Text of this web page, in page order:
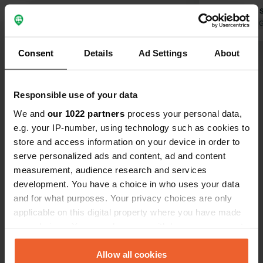
Consent Details Ad Settings About
Responsible use of your data
We and our 1022 partners process your personal data,
e.g. your IP-number, using technology such as cookies to
store and access information on your device in order to
serve personalized ads and content, ad and content
measurement, audience research and services
development. You have a choice in who uses your data
and for what purposes. Your privacy choices are only
applicable on this digital property where you have made
any time from the Cookie Declaration or by clicking on
the Privacy trigger icon.Allow all cookies
regelmatig
eigenaar
restaurant
Vertaald door
Ben jij hier geweest?
Contact
Locatie